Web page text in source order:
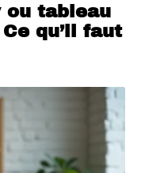
ou tableau
qu’il faut